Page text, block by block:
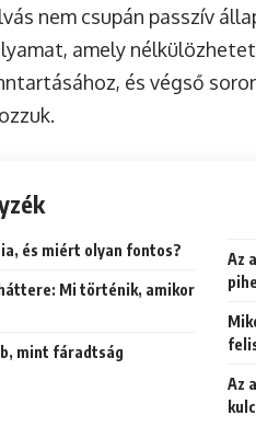
nem csupán passzív
amely
és végső
és miért olyan fontos?
Mi történik, amikor
mint fáradtság
Az
Az